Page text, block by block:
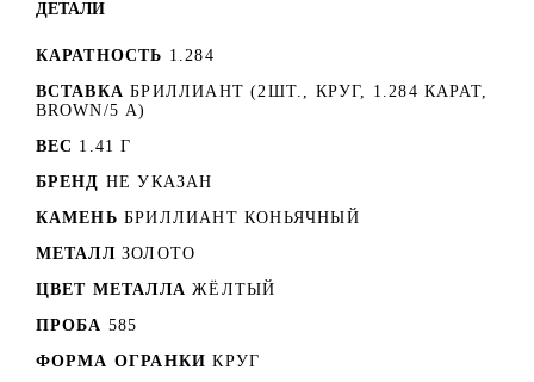
ДЕТАЛИ
КАРАТНОСТЬ 1.284
ВСТАВКА БРИЛЛИАНТ (2ШТ., КРУГ, 1.284 КАРАТ,
BROWN/5 А)
ВЕС 1.41 Г
БРЕНД НЕ УКАЗАН
КАМЕНЬ БРИЛЛИАНТ КОНЬЯЧНЫЙ
МЕТАЛЛ ЗОЛОТО
ЦВЕТ МЕТАЛЛА ЖЁЛТЫЙ
ПРОБА 585
ФОРМА ОГРАНКИ КРУГ